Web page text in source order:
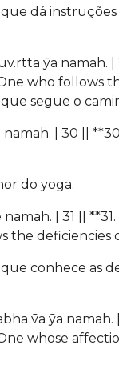
dá instruções
̄ya namah. |
who follows
segue o
namah. | 30 ||
do yoga.
| 31 ||
the deficiencies
conhece as
̄va ̄ya namah.
whose